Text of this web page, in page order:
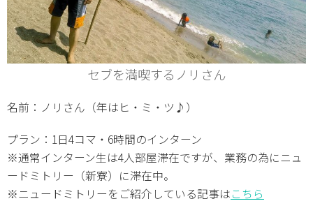
セブを満喫するノリさん
名前：ノリさん（年はヒ・ミ・ツ♪）
プラン：1日4コマ・6時間のインターン
※通常インターン生は4人部屋滞在ですが、業務の為にニュ
ードミトリー（新寮）に滞在中。
※ニュードミトリーをご紹介している記事はこちら